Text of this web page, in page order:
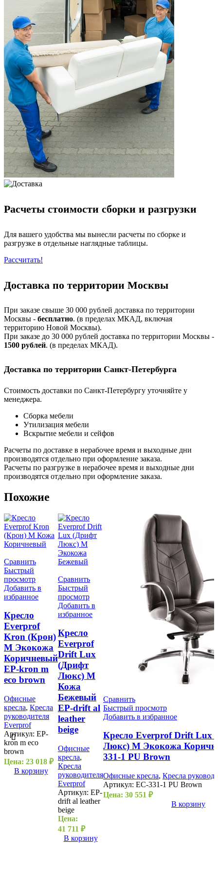
Расчеты стоимости сборки и разгрузки
Для вашего удобства мы вынесли расчеты по сборке и
разгрузке в отдельные наглядные таблицы.
Рассчитать!
Доставка по территории Москвы
При заказе свыше 30 000 рублей доставка по территории
Москвы - бесплатно. (в пределах МКАД, включая
территорию Новой Москвы).
При заказе до 30 000 рублей доставка по территории Москвы -
1500 рублей. (в пределах МКАД).
Доставка по территории Санкт-Петербурга
Стоимость доставки по Санкт-Петербургу уточняйте у
менеджера.
Сборка мебели
Утилизация мебели
Вскрытие мебели и сейфов
Расчеты по доставке в нерабочее время и выходные дни
производятся отдельно при оформление заказа.
Расчеты по разгрузке в нерабочее время и выходные дни
производятся отдельно при оформление заказа.
Похожие
Сравнить
Быстрый
просмотр
Добавить в
избранное
Кресло
Everprof
Kron (Крон)
М Экокожа
Коричневый
EP-kron m
eco brown
Офисные
кресла, Кресла
руководителя
Everprof
Артикул: EP-
kron m eco
brown
Цена: 23 018 ₽
В корзину
Сравнить
Быстрый
просмотр
Добавить в
избранное
Кресло
Everprof
Drift Lux
(Дрифт
Люкс) M
Кожа
Бежевый
EP-drift al
leather
beige
Офисные
кресла,
Кресла
руководителя
Everprof
Артикул: EP-
drift al leather
beige
Цена:
41 711 ₽
В корзину
Сравнить
Быстрый просмотр
Добавить в избранное
Кресло Everprof Drift Lux
Люкс) M Экокожа
331-1 PU Brown
Офисные кресла, Кресла
Артикул: EC-331-1 PU Brown
Цена: 30 551 ₽
В корзину